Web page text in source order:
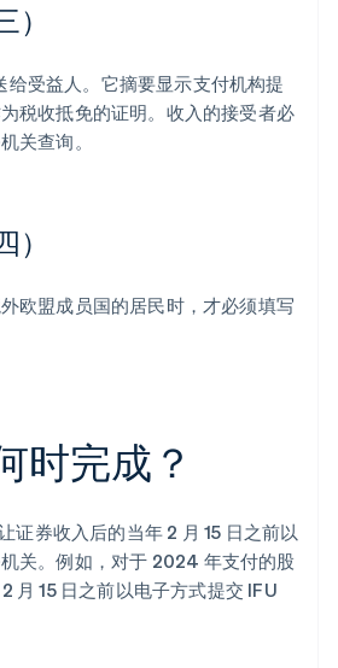
给受益人。它摘要显示支付机构提
税收抵免的证明。收入的接受者必
关查询。
欧盟成员国的居民时，才必须填写
时完成？
证券收入后的当年 2 月 15 日之前以
关。例如，对于 2024 年支付的股
月 15 日之前以电子方式提交 IFU